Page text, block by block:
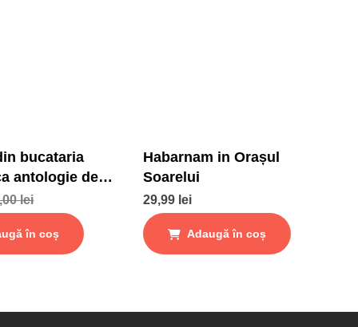
bucataria
antologie de
si gustari
lei
în coș
Habarnam in Orașul
Soarelui
29,99 lei
Adaugă în coș